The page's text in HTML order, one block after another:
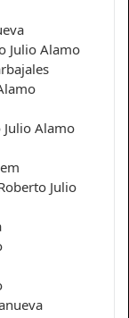
Julio Alamo
Julio Alamo
Julio